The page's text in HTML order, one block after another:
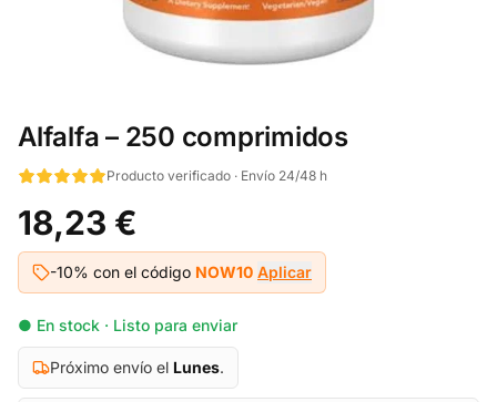
Alfalfa – 250 comprimidos
Producto verificado · Envío 24/48 h
18,23 €
-10% con el código NOW10 Aplicar
● En stock · Listo para enviar
Próximo envío el Lunes.